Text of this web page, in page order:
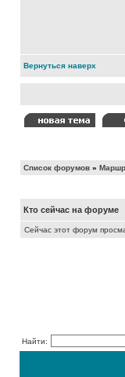
Вернуться наверх
Список форумов »
Кто сейчас на форуме
Сейчас этот форум
Найти: